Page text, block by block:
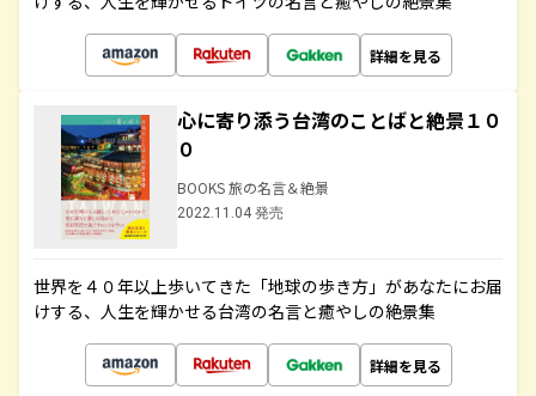
詳細を見る
心に寄り添う台湾のことばと絶景１０
０
BOOKS 旅の名言＆絶景
2022.11.04 発売
世界を４０年以上歩いてきた「地球の歩き方」があなたにお届
けする、人生を輝かせる台湾の名言と癒やしの絶景集
詳細を見る